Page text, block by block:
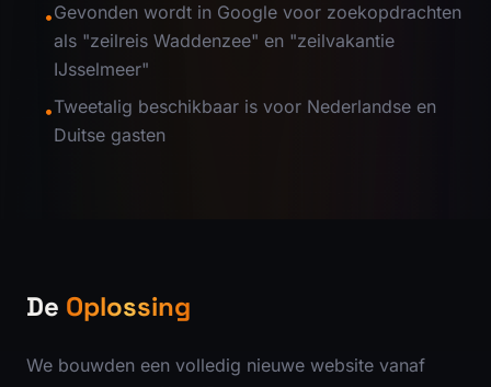
•Gevonden wordt in Google voor zoekopdrachten
als "zeilreis Waddenzee" en "zeilvakantie
IJsselmeer"
•Tweetalig beschikbaar is voor Nederlandse en
Duitse gasten
De Oplossing
We bouwden een volledig nieuwe website vanaf